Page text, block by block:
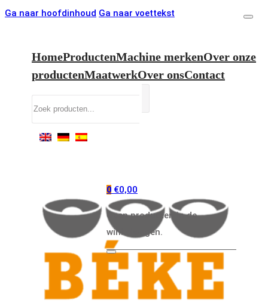
Ga naar hoofdinhoud Ga naar voettekst
HomeProductenMachine merkenOver onze
productenMaatwerkOver onsContact
0 €0,00
Geen producten in de
winkelwagen.